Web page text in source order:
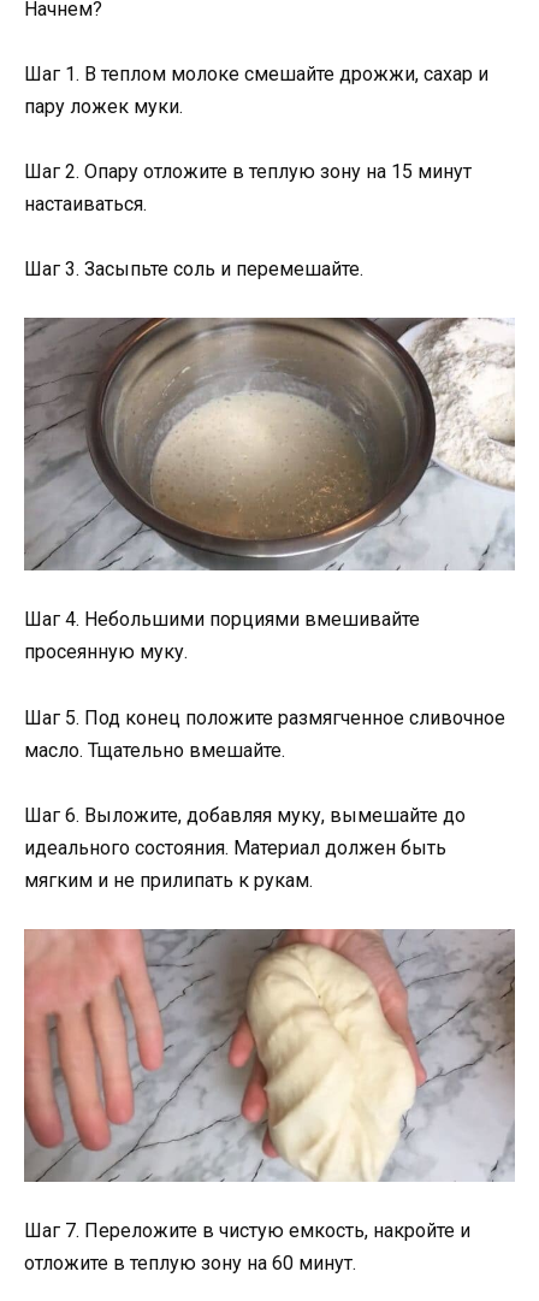
Начнем?
Шаг 1. В теплом молоке смешайте дрожжи, сахар и
пару ложек муки.
Шаг 2. Опару отложите в теплую зону на 15 минут
настаиваться.
Шаг 3. Засыпьте соль и перемешайте.
Шаг 4. Небольшими порциями вмешивайте
просеянную муку.
Шаг 5. Под конец положите размягченное сливочное
масло. Тщательно вмешайте.
Шаг 6. Выложите, добавляя муку, вымешайте до
идеального состояния. Материал должен быть
мягким и не прилипать к рукам.
Шаг 7. Переложите в чистую емкость, накройте и
отложите в теплую зону на 60 минут.